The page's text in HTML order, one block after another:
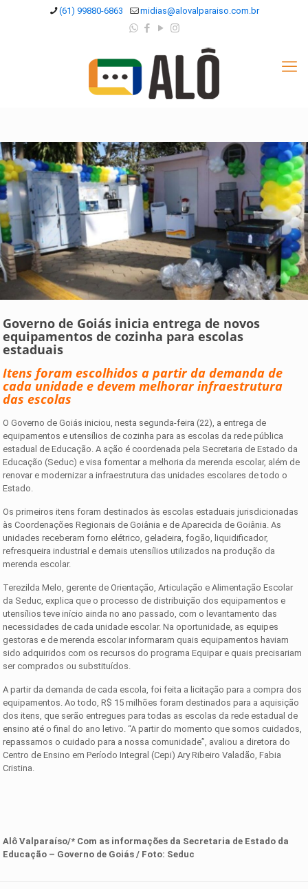
(61) 99880-6863 midias@alovalparaiso.com.br
Governo de Goiás inicia entrega de novos
equipamentos de cozinha para escolas
estaduais
Itens foram escolhidos a partir da demanda de
cada unidade e devem melhorar infraestrutura
das escolas
O Governo de Goiás iniciou, nesta segunda-feira (22), a entrega de
equipamentos e utensílios de cozinha para as escolas da rede pública
estadual de Educação. A ação é coordenada pela Secretaria de Estado da
Educação (Seduc) e visa fomentar a melhoria da merenda escolar, além de
renovar e modernizar a infraestrutura das unidades escolares de todo o
Estado.
Os primeiros itens foram destinados às escolas estaduais jurisdicionadas
às Coordenações Regionais de Goiânia e de Aparecida de Goiânia. As
unidades receberam forno elétrico, geladeira, fogão, liquidificador,
refresqueira industrial e demais utensílios utilizados na produção da
merenda escolar.
Terezilda Melo, gerente de Orientação, Articulação e Alimentação Escolar
da Seduc, explica que o processo de distribuição dos equipamentos e
utensílios teve início ainda no ano passado, com o levantamento das
necessidades de cada unidade escolar. Na oportunidade, as equipes
gestoras e de merenda escolar informaram quais equipamentos haviam
sido adquiridos com os recursos do programa Equipar e quais precisariam
ser comprados ou substituídos.
A partir da demanda de cada escola, foi feita a licitação para a compra dos
equipamentos. Ao todo, R$ 15 milhões foram destinados para a aquisição
dos itens, que serão entregues para todas as escolas da rede estadual de
ensino até o final do ano letivo. “A partir do momento que somos cuidados,
repassamos o cuidado para a nossa comunidade”, avaliou a diretora do
Centro de Ensino em Período Integral (Cepi) Ary Ribeiro Valadão, Fabia
Cristina.
Alô Valparaíso/* Com as informações da Secretaria de Estado da
Educação – Governo de Goiás / Foto: Seduc